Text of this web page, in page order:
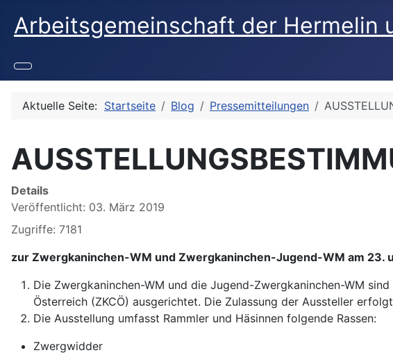
Arbeitsgemeinschaft der Hermelin
Aktuelle Seite: Startseite Blog Pressemitteilungen
Details
Veröffentlicht: 03. März 2019
Zugriffe: 7181
zur Zwergkaninchen-WM und Zwergkaninchen-Jugend-WM am 23.
Die Zwergkaninchen-WM und die Jugend-Zwergkaninchen-WM
Österreich (ZKCÖ) ausgerichtet. Die Zulassung der Aussteller
Die Ausstellung umfasst Rammler und Häsinnen folgende Rassen:
Zwergwidder